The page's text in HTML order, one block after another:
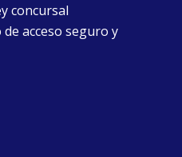
concursal
acceso seguro y